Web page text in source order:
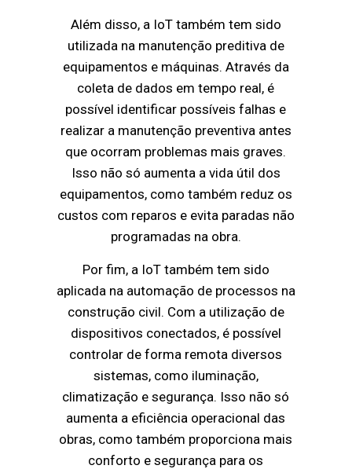
Além disso, a IoT também tem sido
utilizada na manutenção preditiva de
equipamentos e máquinas. Através da
coleta de dados em tempo real, é
possível identificar possíveis falhas e
realizar a manutenção preventiva antes
que ocorram problemas mais graves.
Isso não só aumenta a vida útil dos
equipamentos, como também reduz os
custos com reparos e evita paradas não
programadas na obra.
Por fim, a IoT também tem sido
aplicada na automação de processos na
construção civil. Com a utilização de
dispositivos conectados, é possível
controlar de forma remota diversos
sistemas, como iluminação,
climatização e segurança. Isso não só
aumenta a eficiência operacional das
obras, como também proporciona mais
conforto e segurança para os